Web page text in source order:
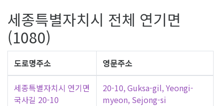
세종특별자치시 전체 연기면
(1080)
도로명주소 영문주소
세종특별자치시 연기면
국사길 20-10
20-10, Guksa-gil, Yeongi-
myeon, Sejong-si